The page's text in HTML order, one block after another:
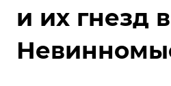
и их гнезд в